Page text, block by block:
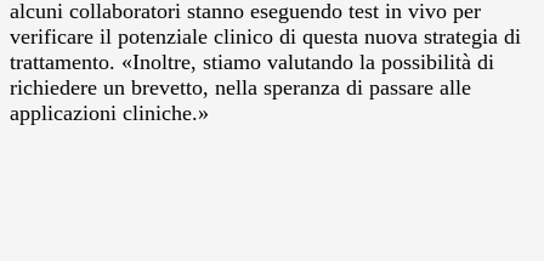
alcuni collaboratori stanno eseguendo test in vivo per
verificare il potenziale clinico di questa nuova strategia di
trattamento. «Inoltre, stiamo valutando la possibilità di
richiedere un brevetto, nella speranza di passare alle
applicazioni cliniche.»